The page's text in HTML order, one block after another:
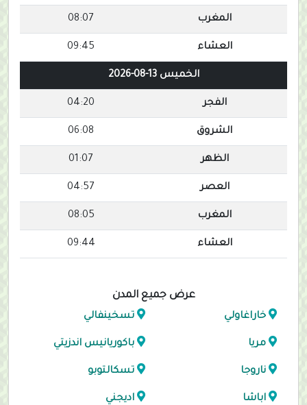
المغرب 08:07
العشاء 09:45
الخميس 13-08-2026
الفجر 04:20
الشروق 06:08
الظهر 01:07
العصر 04:57
المغرب 08:05
العشاء 09:44
عرض جميع المدن
خاراغاولي تسخينفالي
مريا باكوريانيس اندزيتي
ناروجا تسكالتوبو
اباشا اديجني